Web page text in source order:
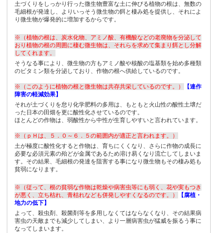
土づくりをしっかり行った微生物豊富な土に伸びる植物の根は、無数の
毛細根が発達し、よりいっそう微生物の餌と棲み処を提供し、それによ
り微生物が爆発的に増加するからです。
※（植物の根は、炭水化物、アミノ酸、有機酸などの老廃物を分泌して
おり植物の根の周囲に棲む微生物は、それらを求めて集まり餌とし分解
してくれます。
そうなる事により、微生物の方もアミノ酸や核酸の塩基類を始め多種類
のビタミン類を分泌しており、作物の根へ供給しているのです。
※（このように植物の根と微生物は共存共栄しているのです。）
【連作
障害の軽減効果】
それが土づくりを怠り化学肥料の多用は、もともと火山性の酸性土壌だ
った日本の田畑を更に酸性化させているのです。
ほとんどの作物は、弱酸性から中性が生育しやすいと言われています。
※（ｐＨは、５．０～６．５の範囲内が適正と言われます。）
土が極度に酸性化すると作物は、育ちにくくなり、さらに作物の成長に
必要な必須元素の殆どが金属であるため溶け易くなり流亡してしまいま
す。その結果、毛細根の発達を阻害する事になり微生物もその棲み処も
貧弱になります。
※（従って、根の貧弱な作物は乾燥や病害虫等にも弱く、花や実もつき
が悪く、立ち枯れ、青枯れなども併発しやすくなるのです。）
【腐植・
地力の低下】
よって、殺虫剤、殺菌剤等を多用しなくてはならなくなり、その結果病
害虫の天敵までも減少してしまい、より一層病害虫が猛威を振るう事に
なってしまいます。